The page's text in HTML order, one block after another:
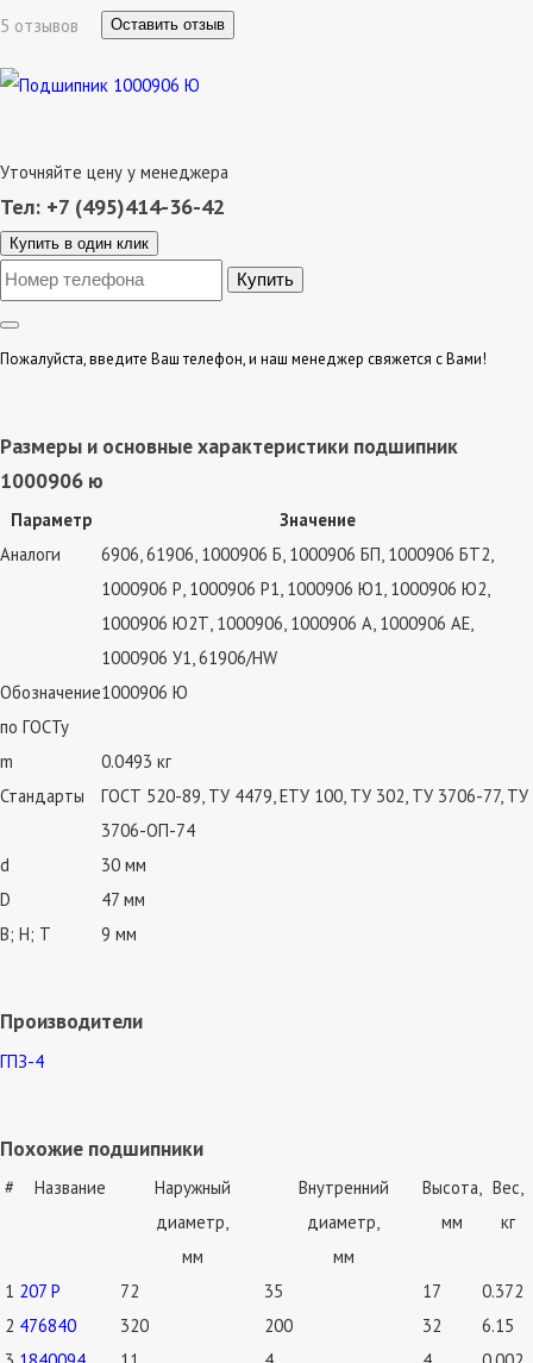
5 отзывов Оставить отзыв
Уточняйте цену у менеджера
Тел: +7 (495)414-36-42
Купить в один клик
Пожалуйста, введите Ваш телефон, и наш менеджер свяжется с Вами!
Размеры и основные характеристики подшипник
1000906 ю
Параметр
Значение
Аналоги
6906, 61906, 1000906 Б, 1000906 БП, 1000906 БТ2,
1000906 Р, 1000906 Р1, 1000906 Ю1, 1000906 Ю2,
1000906 Ю2Т, 1000906, 1000906 А, 1000906 АЕ,
1000906 У1, 61906/HW
Обозначение
по ГОСТу
1000906 Ю
m
0.0493 кг
Стандарты
ГОСТ 520-89, ТУ 4479, ЕТУ 100, ТУ 302, ТУ 3706-77, ТУ
3706-ОП-74
d
30 мм
D
47 мм
В; Н; Т
9 мм
Производители
ГПЗ-4
Похожие подшипники
# Название
Наружный
диаметр,
мм
Внутренний
диаметр,
мм
Высота,
мм
Вес,
кг
1 207 Р 72 35 17
0.372
2 476840 320 200 32
6.15